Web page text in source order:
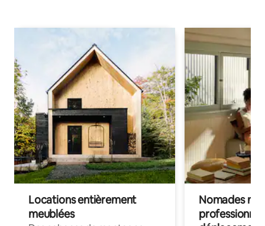
Locations entièrement
meublées
Nomades